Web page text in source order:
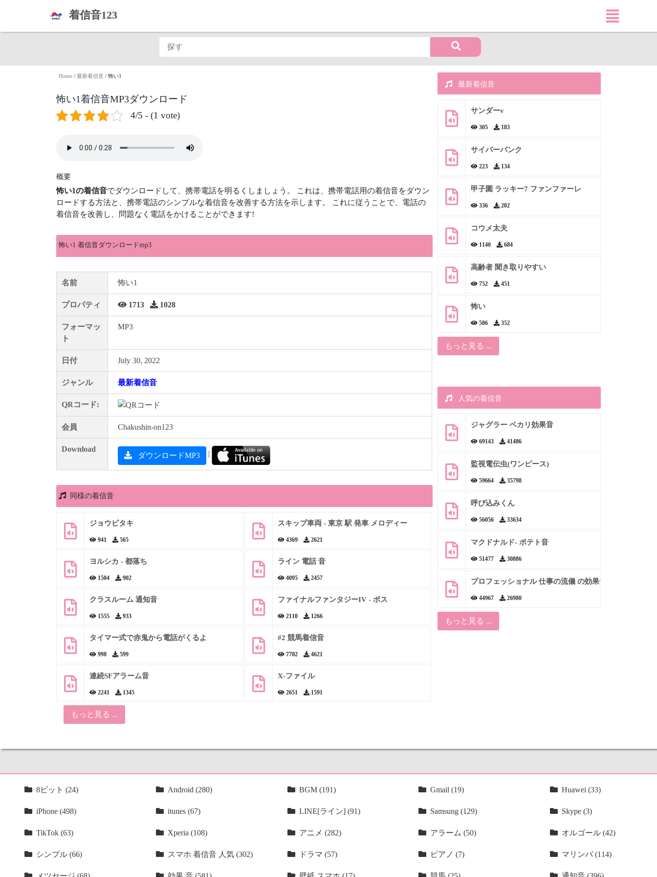
着信音123
Home / 最新着信音 /怖い1
怖い1着信音MP3ダウンロード
4/5 - (1 vote)
概要
怖い1の着信音でダウンロードして、携帯電話を明るくしましょう。 これは、携帯電話用の着信音をダウン
ロードする方法と、携帯電話のシンプルな着信音を改善する方法を示します。 これに従うことで、電話の
着信音を改善し、問題なく電話をかけることができます!
怖い1 着信音ダウンロードmp3
名前 怖い1
プロパティ 1713 1028
フォーマッ
ト
MP3
日付 July 30, 2022
ジャンル 最新着信音
QRコード:
会員 Chakushin-on123
Download
ダウンロードMP3 |
同様の着信音
ジョウビタキ
941 565
スキップ車両 - 東京 駅 発車 メロディー
4369 2621
ヨルシカ - 都落ち
1504 902
ライン 電話 音
4095 2457
クラスルーム 通知音
1555 933
ファイナルファンタジーIV - ボス
2110 1266
タイマー式で赤鬼から電話がくるよ
998 599
#2 競馬着信音
7702 4621
連続SFアラーム音
2241 1345
X-ファイル
2651 1591
もっと見る ...
最新着信音
サンダーv
305 183
サイバーパンク
223 134
甲子園 ラッキー7 ファンファーレ
336 202
コウメ太夫
1140 684
高齢者 聞き取りやすい
752 451
怖い
586 352
もっと見る ...
人気の着信音
ジャグラー ペカリ効果音
69143 41486
監視電伝虫(ワンピース)
59664 35798
呼び込みくん
56056 33634
マクドナルド- ポテト音
51477 30886
プロフェッショナル 仕事の流儀 の効果音
44967 26980
もっと見る ...
8ビット (24) Android (280) BGM (191) Gmail (19) Huawei (33)
iPhone (498) itunes (67) LINE[ライン] (91) Samsung (129) Skype (3)
TikTok (63) Xperia (108) アニメ (282) アラーム (50) オルゴール (42)
シンプル (66) スマホ 着信音 人気 (302) ドラマ (57) ピアノ (7) マリンバ (114)